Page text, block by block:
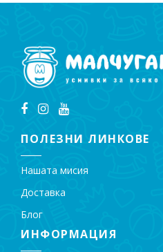
ПОЛЕЗНИ ЛИНКОВЕ
Нашата мисия
Доставка
Блог
ИНФОРМАЦИЯ